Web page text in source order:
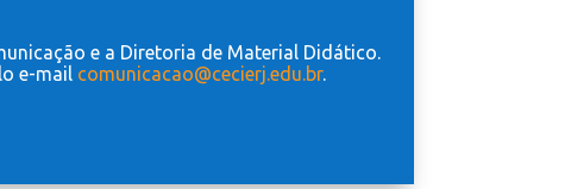
e a Diretoria de Material Didático.
e-mail comunicacao@cecierj.edu.br.